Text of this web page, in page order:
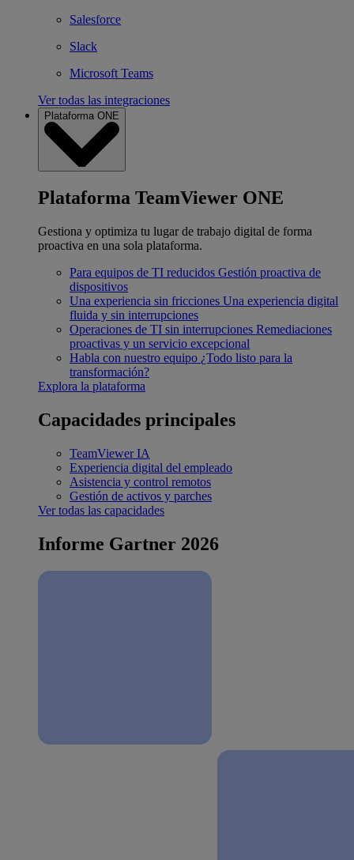
Salesforce
Slack
Microsoft Teams
Ver todas las integraciones
Plataforma ONE
Plataforma TeamViewer ONE
Gestiona y optimiza tu lugar de trabajo digital de forma
proactiva en una sola plataforma.
Para equipos de TI reducidos Gestión proactiva de
dispositivos
Una experiencia sin fricciones Una experiencia digital
fluida y sin interrupciones
Operaciones de TI sin interrupciones Remediaciones
proactivas y un servicio excepcional
Habla con nuestro equipo ¿Todo listo para la
transformación?
Explora la plataforma
Capacidades principales
TeamViewer IA
Experiencia digital del empleado
Asistencia y control remotos
Gestión de activos y parches
Ver todas las capacidades
Informe Gartner 2026